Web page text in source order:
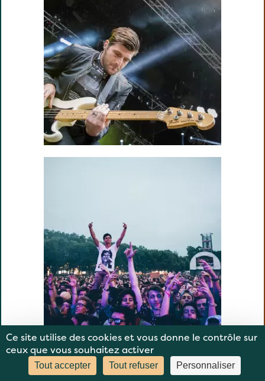
Ce site utilise des cookies et vous donne le contrôle sur
ceux que vous souhaitez activer
Tout accepter Tout refuser Personnaliser